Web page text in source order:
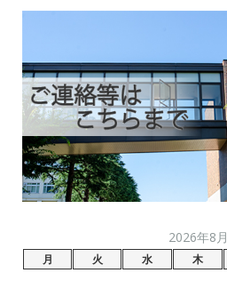
2026年8月
月 火 水 木